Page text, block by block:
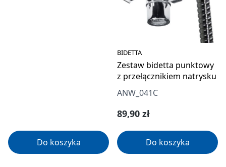
Do koszyka
BIDETTA
Zestaw bidetta punktowy
z przełącznikiem natrysku
ANW_041C
Cena regularna:
89,90 zł
Do koszyka